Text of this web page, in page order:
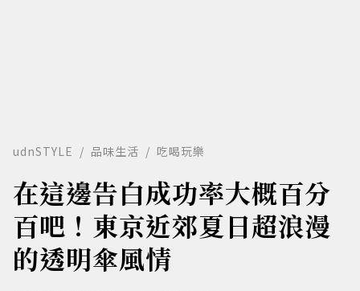
udnSTYLE 品味生活 吃喝玩樂
在這邊告白成功率大概百分
百吧！東京近郊夏日超浪漫
的透明傘風情